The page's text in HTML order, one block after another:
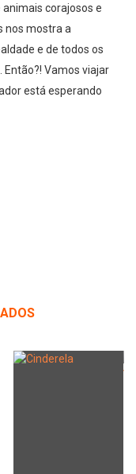
corajosos e
nos mostra a
e de todos os
Então?! Vamos viajar
está esperando